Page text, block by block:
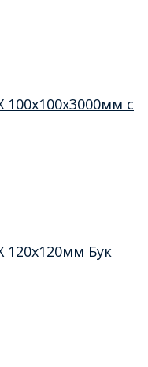
100х100х3000мм с
120х120мм Бук